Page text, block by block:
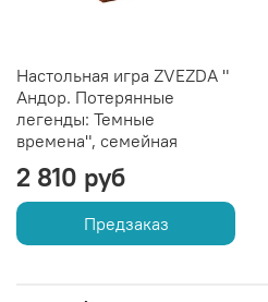
Настольная игра ZVEZDA "
Андор. Потерянные
легенды: Темные
времена", семейная
2 810 руб
Предзаказ